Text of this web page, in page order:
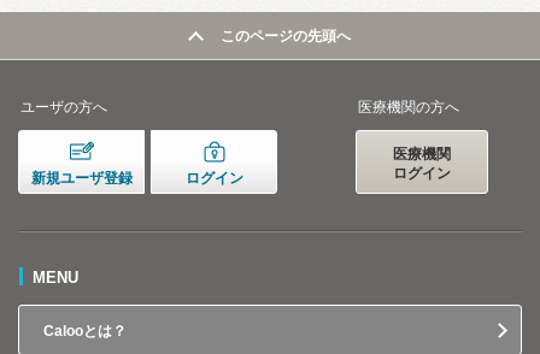
このページの先頭へ
ユーザの方へ
新規ユーザ登録 ログイン
医療機関の方へ
医療機関
ログイン
MENU
Calooとは？